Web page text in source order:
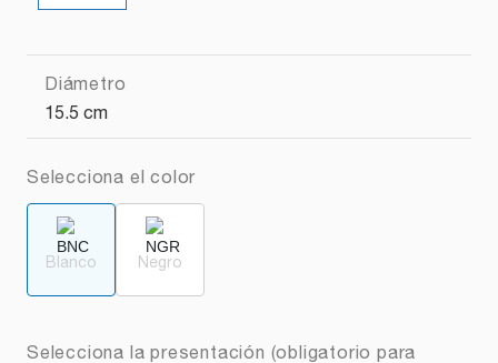
Diámetro
15.5 cm
Selecciona el color
Blanco Negro
Selecciona la presentación (obligatorio para